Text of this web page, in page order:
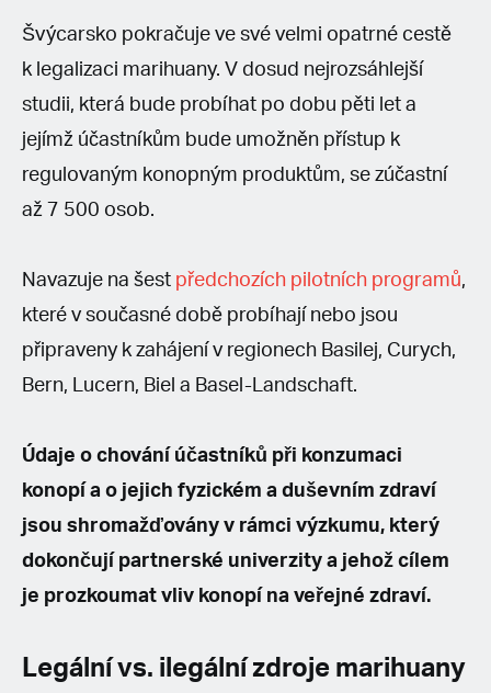
Švýcarsko pokračuje ve své velmi opatrné cestě
k legalizaci marihuany. V dosud nejrozsáhlejší
studii, která bude probíhat po dobu pěti let a
jejímž účastníkům bude umožněn přístup k
regulovaným konopným produktům, se zúčastní
až 7 500 osob.
Navazuje na šest předchozích pilotních programů,
které v současné době probíhají nebo jsou
připraveny k zahájení v regionech Basilej, Curych,
Bern, Lucern, Biel a Basel-Landschaft.
Údaje o chování účastníků při konzumaci
konopí a o jejich fyzickém a duševním zdraví
jsou shromažďovány v rámci výzkumu, který
dokončují partnerské univerzity a jehož cílem
je prozkoumat vliv konopí na veřejné zdraví.
Legální vs. ilegální zdroje marihuany